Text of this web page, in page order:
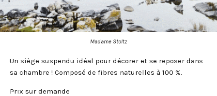
Madame Stoltz
Un siège suspendu idéal pour décorer et se reposer dans
sa chambre ! Composé de fibres naturelles à 100 %.
Prix sur demande